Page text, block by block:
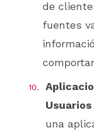
de
fuentes
una